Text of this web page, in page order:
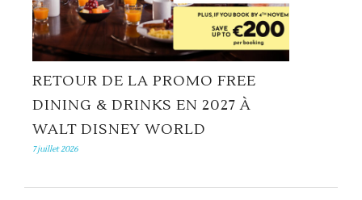
RETOUR DE LA PROMO FREE
DINING & DRINKS EN 2027 À
WALT DISNEY WORLD
7 juillet 2026